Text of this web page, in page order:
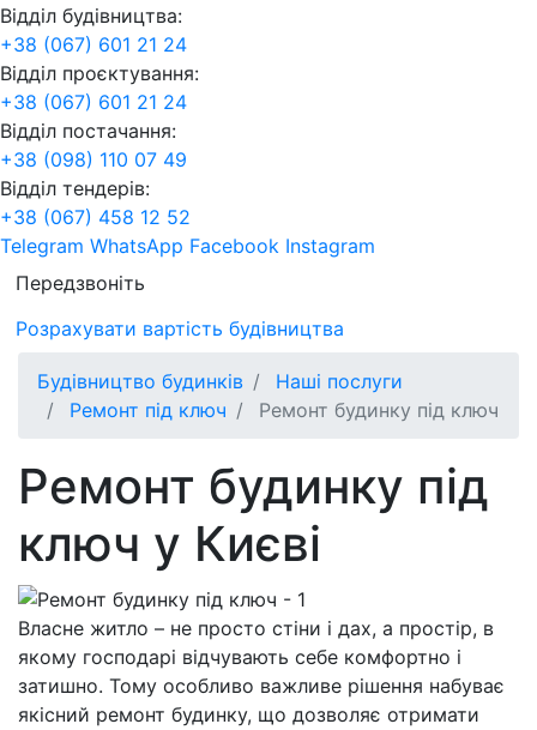
Відділ будівництва:
+38 (067) 601 21 24
Відділ проєктування:
+38 (067) 601 21 24
Відділ постачання:
+38 (098) 110 07 49
Відділ тендерів:
+38 (067) 458 12 52
Telegram WhatsApp Facebook Instagram
Передзвоніть
Розрахувати вартість будівництва
Будівництво будинків
Наші послуги
Ремонт під ключ
Ремонт будинку під ключ
Ремонт будинку під
ключ у Києві
Власне житло – не просто стіни і дах, а простір, в
якому господарі відчувають себе комфортно і
затишно. Тому особливо важливе рішення набуває
якісний ремонт будинку, що дозволяє отримати